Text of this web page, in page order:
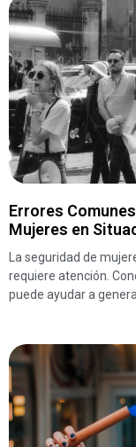
Errores
Mujeres en
La seguridad de
requiere atención.
puede ayudar a